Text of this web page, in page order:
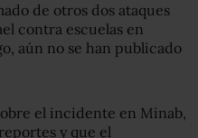
de otros dos ataques
contra escuelas en
aún no se han publicado
el incidente en Minab,
y que el